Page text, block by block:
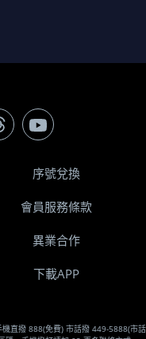
直撥 888(免費) 市話撥 449-5888(市
序號兌換
會員服務條款
異業合作
下載APP